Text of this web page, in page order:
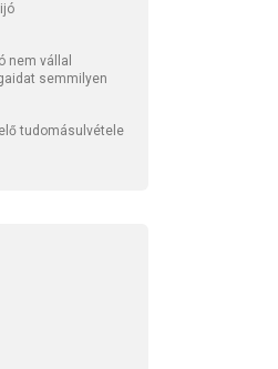
nem vállal
semmilyen
tudomásulvétele